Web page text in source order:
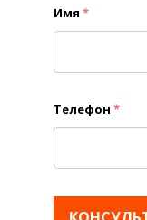
Имя *
Телефон *